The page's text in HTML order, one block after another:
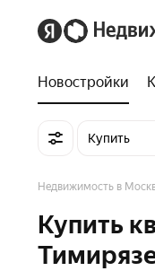
Новостройки
Купить
Недвижимость в
Купить